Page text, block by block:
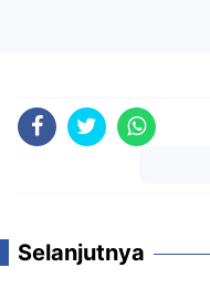
Selanjutnya